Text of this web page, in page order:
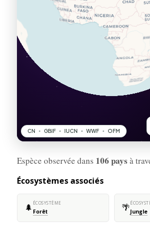
Espèce observée dans 106 pays à
Écosystèmes associés
🌲 ÉCOSYSTÈME
Forêt 🌴Jungle